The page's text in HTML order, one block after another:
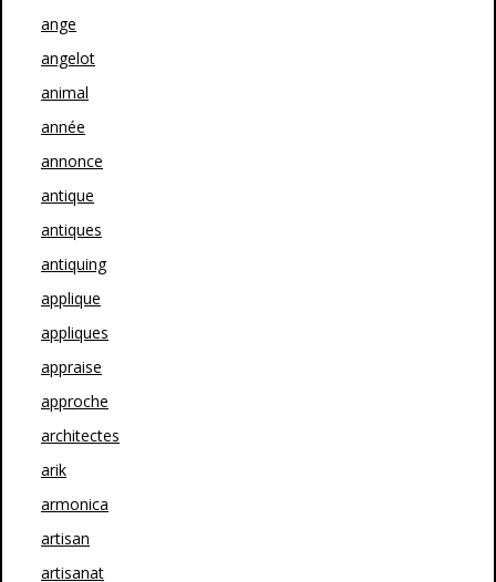
ange
angelot
animal
année
annonce
antique
antiques
antiquing
applique
appliques
appraise
approche
architectes
arik
armonica
artisan
artisanat